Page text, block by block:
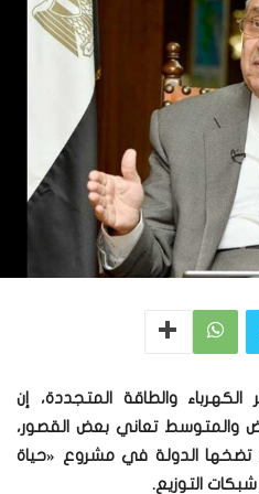
والطاقة المتجددة، إن
والمتوسط تعاني بعض القصور،
تضخها الدولة في مشروع «حياة
التوزيع.